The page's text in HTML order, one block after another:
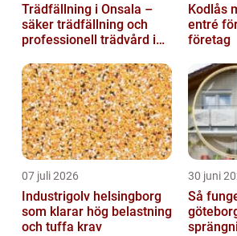
Trädfällning i Onsala –
säker trädfällning och
professionell trädvård i
Kodlås
entré
företag
07 juli 2026
Industrigolv helsingborg
som klarar hög belastning
och tuffa krav
30 juni
Så
göteborg trygghet